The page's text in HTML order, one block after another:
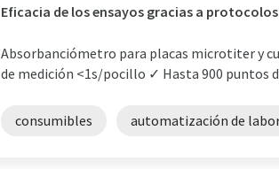
Eficacia de los ensayos gracias a
Absorbanciómetro para placas microtiter y
de medición <1s/pocillo ✓ Hasta 900 puntos
consumibles automatización de